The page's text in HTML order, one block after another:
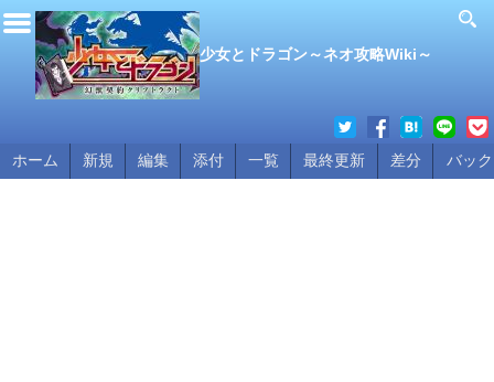
少女とドラゴン～ネオ攻略Wiki～
ホーム 新規 編集 添付 一覧 最終更新 差分 バッ